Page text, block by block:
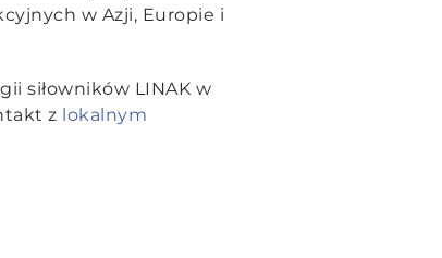
w Azji, Europie i
siłowników LINAK w
z lokalnym